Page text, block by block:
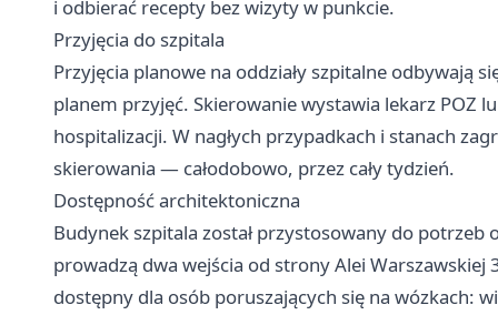
i odbierać recepty bez wizyty w punkcie.
Przyjęcia do szpitala
Przyjęcia planowe na oddziały szpitalne odbywają
planem przyjęć. Skierowanie wystawia lekarz POZ
hospitalizacji. W nagłych przypadkach i stanach
skierowania — całodobowo, przez cały tydzień.
Dostępność architektoniczna
Budynek szpitala został przystosowany do potrzeb
prowadzą dwa wejścia od strony Alei
dostępny dla osób poruszających się na wózkach: